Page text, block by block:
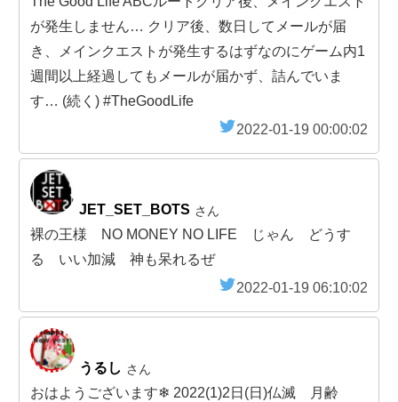
が発生しません… クリア後、数日してメールが届
き、メインクエストが発生するはずなのにゲーム内1
週間以上経過してもメールが届かず、詰んでいま
す… (続く) #TheGoodLife
2022-01-19 00:00:02
JET_SET_BOTS さん
裸の王様 NO MONEY NO LIFE じゃん どうす
る いい加減 神も呆れるぜ
2022-01-19 06:10:02
うるし さん
おはようございます❄ 2022(1)2日(日)仏滅 月齢